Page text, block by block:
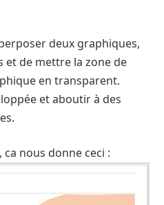
deux graphiques,
et de mettre la zone de
en transparent.
et aboutir à des
ca nous donne ceci :